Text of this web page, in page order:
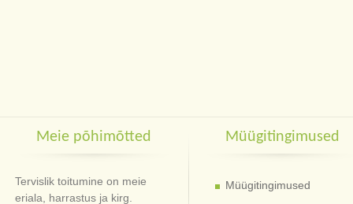
Meie põhimõtted
Tervislik toitumine on meie
eriala, harrastus ja kirg.
Müügitingimused
Müügitingimused